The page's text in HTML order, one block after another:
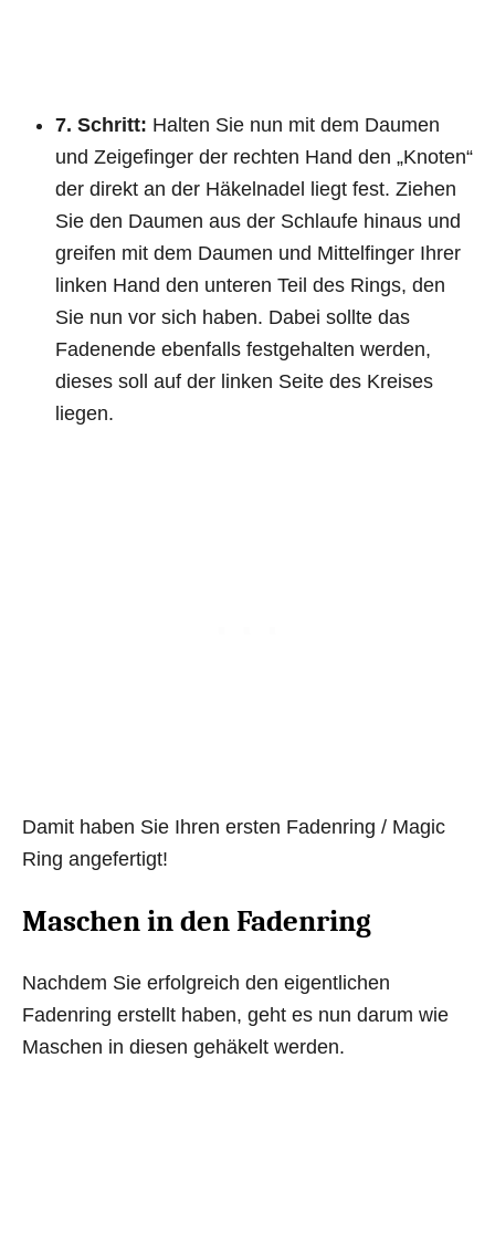
7. Schritt: Halten Sie nun mit dem Daumen
und Zeigefinger der rechten Hand den „Knoten“
der direkt an der Häkelnadel liegt fest. Ziehen
Sie den Daumen aus der Schlaufe hinaus und
greifen mit dem Daumen und Mittelfinger Ihrer
linken Hand den unteren Teil des Rings, den
Sie nun vor sich haben. Dabei sollte das
Fadenende ebenfalls festgehalten werden,
dieses soll auf der linken Seite des Kreises
liegen.
Damit haben Sie Ihren ersten Fadenring / Magic
Ring angefertigt!
Maschen in den Fadenring
Nachdem Sie erfolgreich den eigentlichen
Fadenring erstellt haben, geht es nun darum wie
Maschen in diesen gehäkelt werden.